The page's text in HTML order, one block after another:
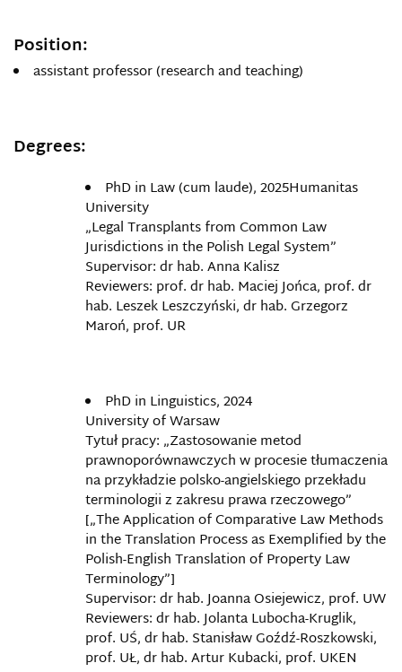
Position:
assistant professor (research and teaching)
Degrees:
PhD in Law (cum laude), 2025Humanitas
University
„Legal Transplants from Common Law
Jurisdictions in the Polish Legal System”
Supervisor: dr hab. Anna Kalisz
Reviewers: prof. dr hab. Maciej Jońca, prof. dr
hab. Leszek Leszczyński, dr hab. Grzegorz
Maroń, prof. UR
PhD in Linguistics, 2024
University of Warsaw
Tytuł pracy: „Zastosowanie metod
prawnoporównawczych w procesie tłumaczenia
na przykładzie polsko-angielskiego przekładu
terminologii z zakresu prawa rzeczowego”
[„The Application of Comparative Law Methods
in the Translation Process as Exemplified by the
Polish-English Translation of Property Law
Terminology”]
Supervisor: dr hab. Joanna Osiejewicz, prof. UW
Reviewers: dr hab. Jolanta Lubocha-Kruglik,
prof. UŚ, dr hab. Stanisław Goźdź-Roszkowski,
prof. UŁ, dr hab. Artur Kubacki, prof. UKEN